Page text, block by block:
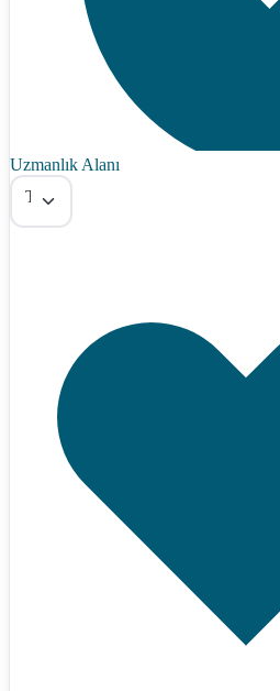
Uzmanlık Alanı
Tümü